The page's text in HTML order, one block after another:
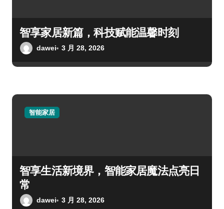
智享家居新篇，科技赋能温馨时刻
dawei 3 月 28, 2026
智能家居
智享生活新境界，智能家居魔法点亮日
常
dawei 3 月 28, 2026